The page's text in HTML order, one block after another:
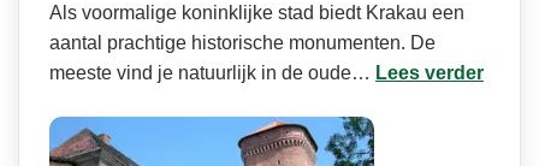
Als voormalige koninklijke stad biedt Krakau een
aantal prachtige historische monumenten. De
meeste vind je natuurlijk in de oude… Lees verder